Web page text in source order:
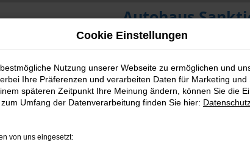
Autohaus
Cookie Einstellungen
Nutzung unserer Webseite zu ermöglichen und
Ihre Präferenzen und verarbeiten Daten für Marketing
späteren Zeitpunkt Ihre Meinung ändern, können Sie die
Umfang der Datenverarbeitung finden Sie hier:
von uns eingesetzt: